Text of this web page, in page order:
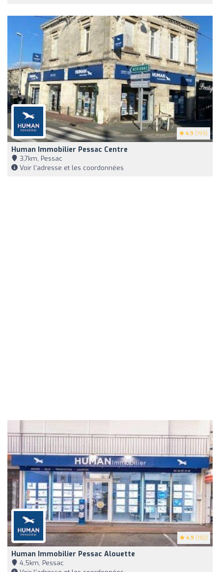
4.9 (199)
Human Immobilier Pessac Centre
3,7km, Pessac
Voir l'adresse et les coordonnées
4.9 (192)
Human Immobilier Pessac Alouette
4,5km, Pessac